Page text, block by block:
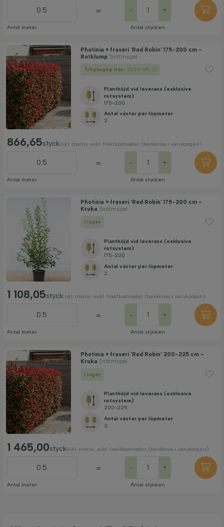
Antal meter
= - +
Antal stycken
Photinia × fraseri 'Red Robin' 175-200 cm -
Rotklump Snittmispel
Tillgänglig från: 2026-09-21
Planthöjd vid leverans (exklusive
rotsystem)
175-200
Antal växter per löpmeter
2
866,65styckinkl. moms, exkl. fraktkostnader (beräknas i varukorgen)
Antal meter
= - +
Antal stycken
Photinia × fraseri 'Red Robin' 175-200 cm -
Kruka Snittmispel
I lager
Planthöjd vid leverans (exklusive
rotsystem)
175-200
Antal växter per löpmeter
2
1 108,05styckinkl. moms, exkl. fraktkostnader (beräknas i varukorgen)
Antal meter
= - +
Antal stycken
Photinia × fraseri 'Red Robin' 200-225 cm -
Kruka Snittmispel
I lager
Planthöjd vid leverans (exklusive
rotsystem)
200-225
Antal växter per löpmeter
2
1 465,00styckinkl. moms, exkl. fraktkostnader (beräknas i varukorgen)
Antal meter
= - +
Antal stycken